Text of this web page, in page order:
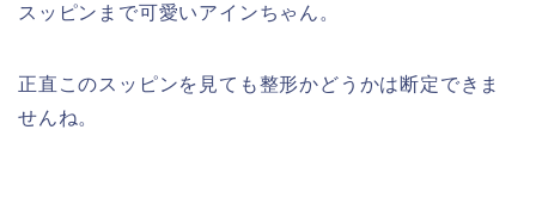
スッピンまで可愛いアインちゃん。
正直このスッピンを見ても整形かどうかは断定できま
せんね。